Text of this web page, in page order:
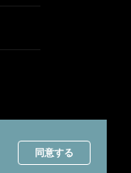
同意する